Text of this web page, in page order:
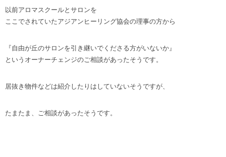
以前アロマスクールとサロンを
ここでされていたアジアンヒーリング協会の理事の方から
『自由が丘のサロンを引き継いでくださる方がいないか』
というオーナーチェンジのご相談があったそうです。
居抜き物件などは紹介したりはしていないそうですが、
たまたま、ご相談があったそうです。